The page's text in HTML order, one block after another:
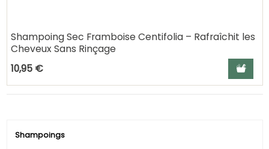
Shampoing Sec Framboise Centifolia – Rafraîchit les
Cheveux Sans Rinçage
10,95 €
Ajouter
Shampoings